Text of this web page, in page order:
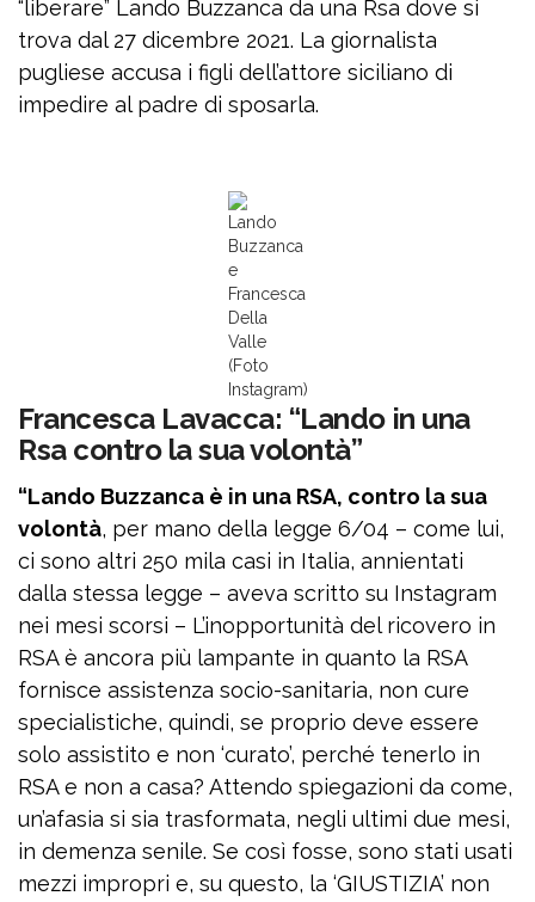
“liberare” Lando Buzzanca da una Rsa dove si
trova dal 27 dicembre 2021. La giornalista
pugliese accusa i figli dell’attore siciliano di
impedire al padre di sposarla.
Lando
Buzzanca
e
Francesca
Della
Valle
(Foto
Instagram)
Francesca Lavacca: “Lando in una
Rsa contro la sua volontà”
“Lando Buzzanca è in una RSA, contro la sua
volontà, per mano della legge 6/04 – come lui,
ci sono altri 250 mila casi in Italia, annientati
dalla stessa legge – aveva scritto su Instagram
nei mesi scorsi – L’inopportunità del ricovero in
RSA è ancora più lampante in quanto la RSA
fornisce assistenza socio-sanitaria, non cure
specialistiche, quindi, se proprio deve essere
solo assistito e non ‘curato’, perché tenerlo in
RSA e non a casa? Attendo spiegazioni da come,
un’afasia si sia trasformata, negli ultimi due mesi,
in demenza senile. Se così fosse, sono stati usati
mezzi impropri e, su questo, la ‘GIUSTIZIA’ non